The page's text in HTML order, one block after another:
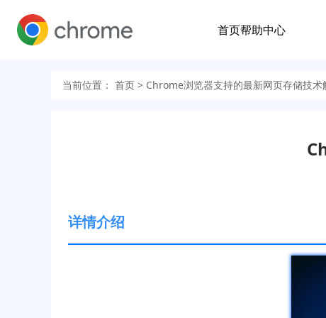
首页帮助中心
当前位置： 首页 > Chrome浏览器支持的最新网页存储技术
详情介绍